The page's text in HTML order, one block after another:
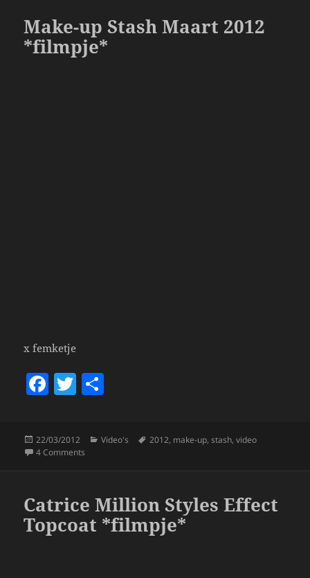
o
o
k
Make-up Stash Maart 2012
*filmpje*
x femketje
F
e
o
o
k
T
er re
Posted
on
22/03/2012 Categories
Video's Tags
2012, make-up,stash,video
4 Comments
Catrice Million Styles Effect
Topcoat *filmpje*